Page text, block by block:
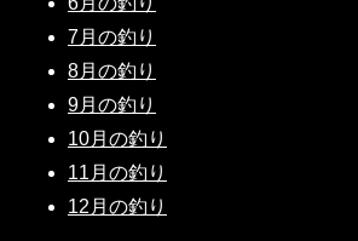
7月の釣り
8月の釣り
9月の釣り
10月の釣り
11月の釣り
12月の釣り